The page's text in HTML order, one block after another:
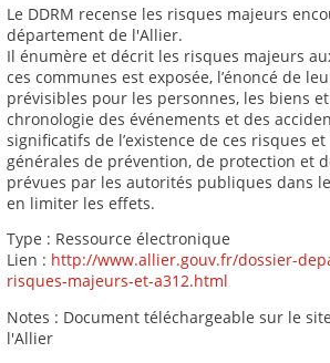
Le DDRM recense les risques majeurs
département de l'Allier.
Il énumère et décrit les risques majeurs
ces communes est exposée, l’énoncé de
prévisibles pour les personnes, les biens
chronologie des événements et des
significatifs de l’existence de ces risques et
générales de prévention, de protection et
prévues par les autorités publiques dans
en limiter les effets.
Type : Ressource électronique
Lien : http://www.allier.gouv.fr/dossier-
risques-majeurs-et-a312.html
Notes : Document téléchargeable sur le
l'Allier